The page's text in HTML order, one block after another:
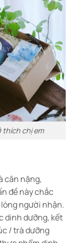
chị em
cân nặng,
đề này chắc
người nhận.
dinh dưỡng, kết
/ trà dưỡng